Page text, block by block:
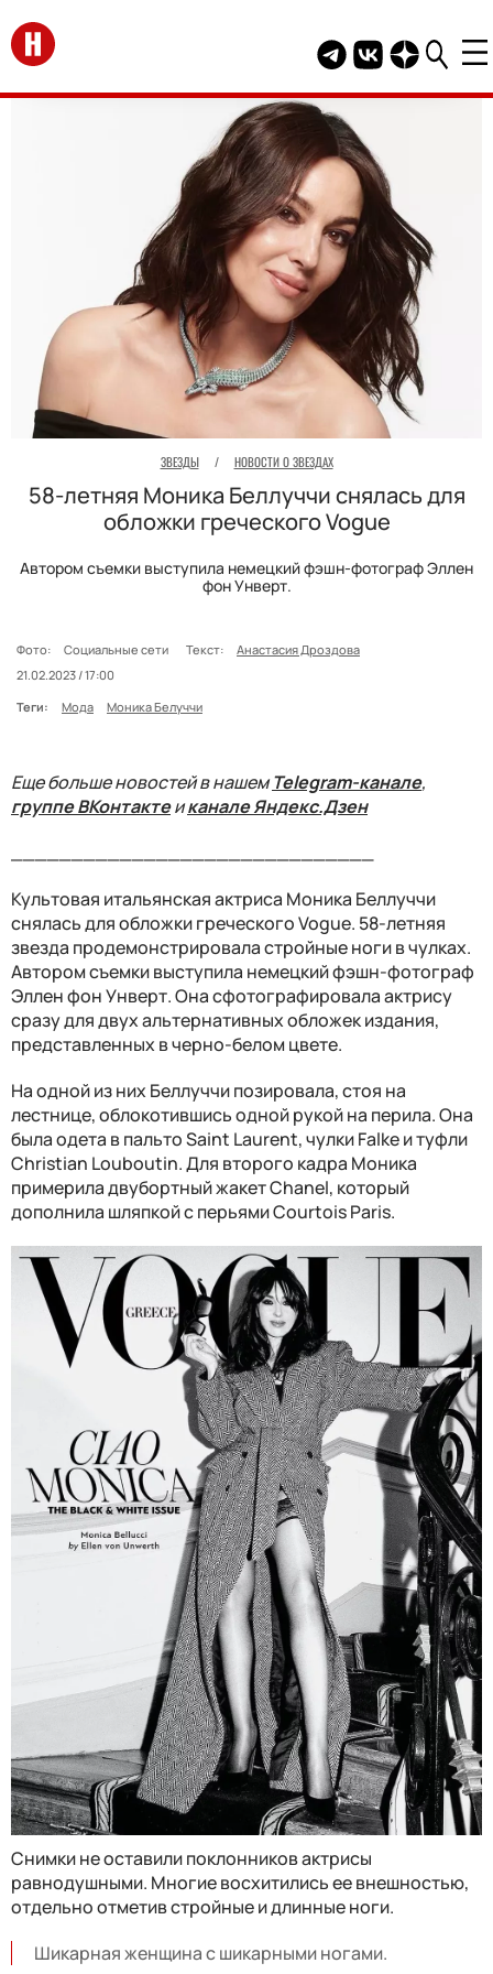
Перейти на главную
Telegram канал
Группа HELLO
Канал
ЗВЕЗДЫ / НОВОСТИ О ЗВЕЗДАХ
58-летняя Моника Беллуччи снялась для
обложки греческого Vogue
Автором съемки выступила немецкий фэшн-фотограф Эллен
фон Унверт.
Фото: Социальные сети Текст:
Анастасия Дроздова
21.02.2023 / 17:00
Теги:
Мода Моника Белуччи
Еще больше новостей в нашемTelegram-канале,
группе ВКонтактеиканале Яндекс.Дзен
Культовая итальянская актриса Моника Беллуччи
снялась для обложки греческого Vogue. 58-летняя
звезда продемонстрировала стройные ноги в чулках.
Автором съемки выступила немецкий фэшн-фотограф
Эллен фон Унверт. Она сфотографировала актрису
сразу для двух альтернативных обложек издания,
представленных в черно-белом цвете.
На одной из них Беллуччи позировала, стоя на
лестнице, облокотившись одной рукой на перила. Она
была одета в пальто Saint Laurent, чулки Falke и туфли
Christian Louboutin. Для второго кадра Моника
примерила двубортный жакет Chanel, который
дополнила шляпкой с перьями Courtois Paris.
Снимки не оставили поклонников актрисы
равнодушными. Многие восхитились ее внешностью,
отдельно отметив стройные и длинные ноги.
Шикарная женщина с шикарными ногами.